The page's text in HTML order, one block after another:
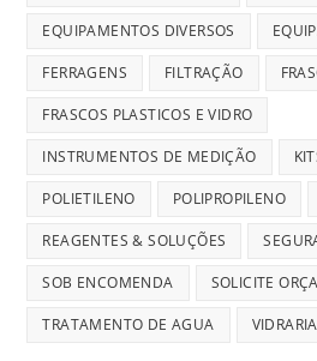
EQUIPAMENTOS DIVERSOS
FERRAGENS FILTRAÇÃO
FRASCOS PLASTICOS E VIDRO
INSTRUMENTOS DE MEDIÇÃO
POLIETILENO POLIPROPILENO
REAGENTES & SOLUÇÕES
SOB ENCOMENDA SOLICITE
TRATAMENTO DE AGUA VIDRARIA